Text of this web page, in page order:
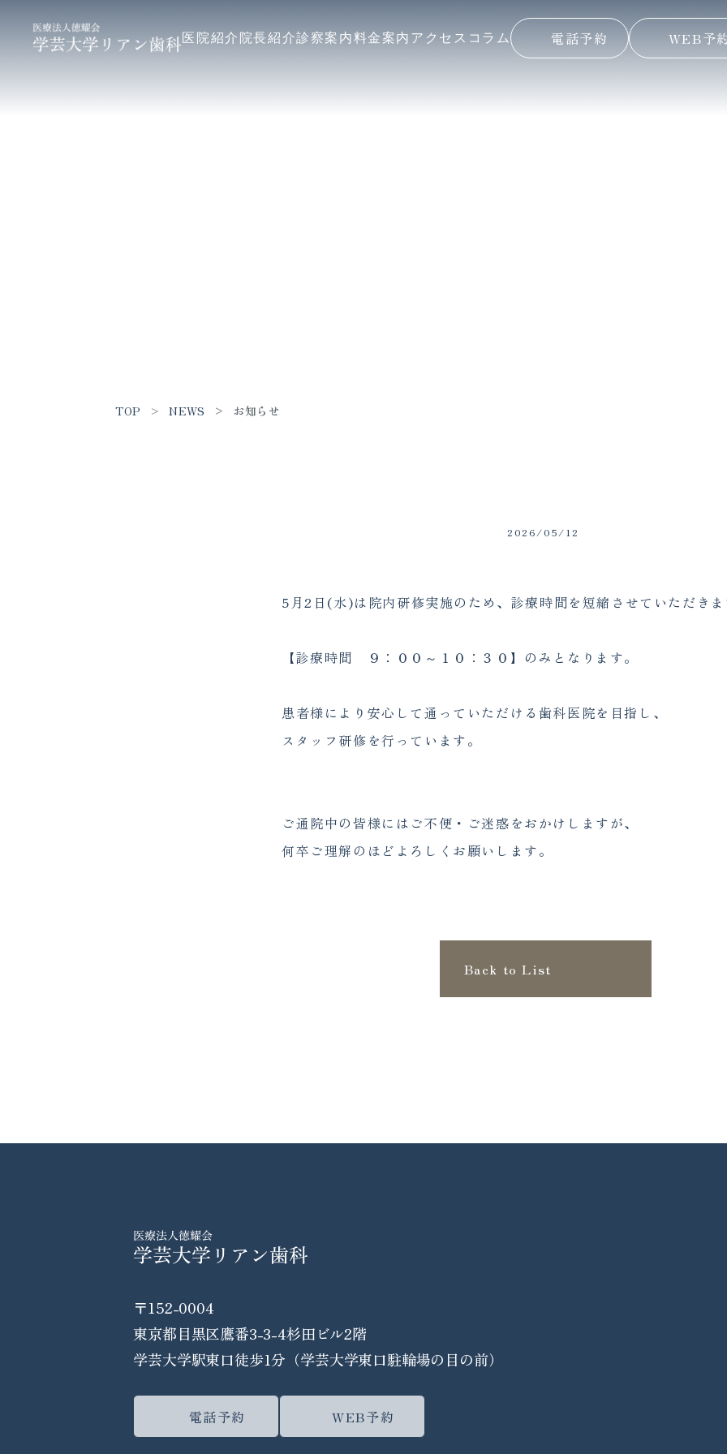
医院紹介 院長紹介診察案内料金案内 アクセス コラム 電話予約 WEB予
TOP NEWS お知らせ
2026/05/12
5月2日(水)は院内研修実施のため、診療時間を短縮させていただき
【診療時間 ９：００～１０：３０】のみとなります。
患者様により安心して通っていただける歯科医院を目指し、
スタッフ研修を行っています。
ご通院中の皆様にはご不便・ご迷惑をおかけしますが、
何卒ご理解のほどよろしくお願いします。
Back to List
〒152-0004
東京都目黒区鷹番3-3-4杉田ビル2階
学芸大学駅東口徒歩1分 （学芸大学東口駐輪場の目の前）
電話予約 WEB予約